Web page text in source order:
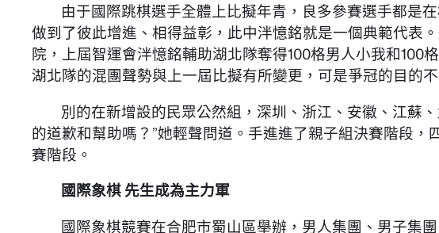
由于國際跳棋選手全體上比擬年青，良多參賽選手都是
做到了彼此增進、相得益彰，此中泮憶銘就是一個典範代表
院，上屆智運會泮憶銘輔助湖北隊奪得100格男人小我和100
湖北隊的混團聲勢與上一屆比擬有所變更，可是爭冠的目的不
別的在新增設的民眾公然組，深圳、浙江、安徽、江蘇
的道歉和幫助嗎？”她輕聲問道。手進進了親子組決賽階段
賽階段。
國際象棋 先生成為主力軍
國際象棋競賽在合肥市蜀山區舉辦，男人集團、男子集